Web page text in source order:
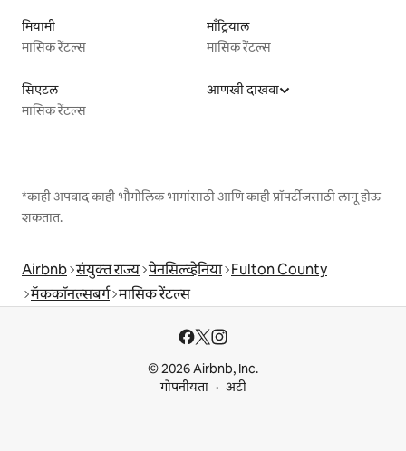
मियामी
मासिक रेंटल्स
माँट्रियाल
मासिक रेंटल्स
सिएटल
मासिक रेंटल्स
आणखी दाखवा
*काही अपवाद काही भौगोलिक भागांसाठी आणि काही प्रॉपर्टीजसाठी लागू होऊ
शकतात.
Airbnb संयुक्त राज्य पेनसिल्व्हेनिया Fulton County
मॅककॉनल्सबर्ग मासिक रेंटल्स
© 2026 Airbnb, Inc.
गोपनीयता
अटी